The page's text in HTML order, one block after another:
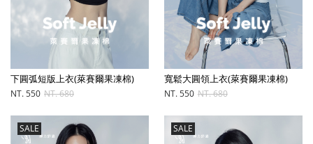
下圓弧短版上衣(萊賽爾果凍棉)
NT. 550 NT. 680
寬鬆大圓領上衣(萊賽爾果凍棉)
NT. 550 NT. 680
SALE SALE